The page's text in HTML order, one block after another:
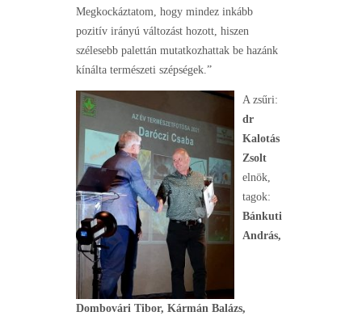
Megkockáztatom, hogy mindez inkább
pozitív irányú változást hozott, hiszen
szélesebb palettán mutatkozhattak be hazánk
kínálta természeti szépségek.”
A zsűri:
dr
Kalotás
Zsolt
elnök,
tagok:
Bánkuti
András,
Dombovári Tibor, Kármán Balázs,